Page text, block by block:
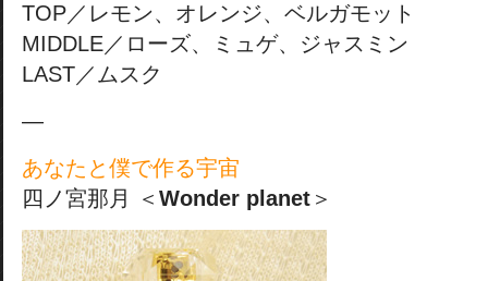
TOP／レモン、オレンジ、ベルガモット
MIDDLE／ローズ、ミュゲ、ジャスミン
LAST／ムスク
—
あなたと僕で作る宇宙
四ノ宮那月 ＜ Wonder planet ＞